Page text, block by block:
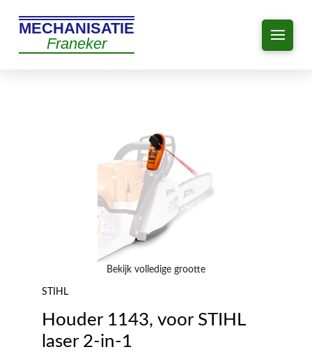
MECHANISATIE
Franeker
Bekijk volledige grootte
STIHL
Houder 1143, voor STIHL
laser 2-in-1